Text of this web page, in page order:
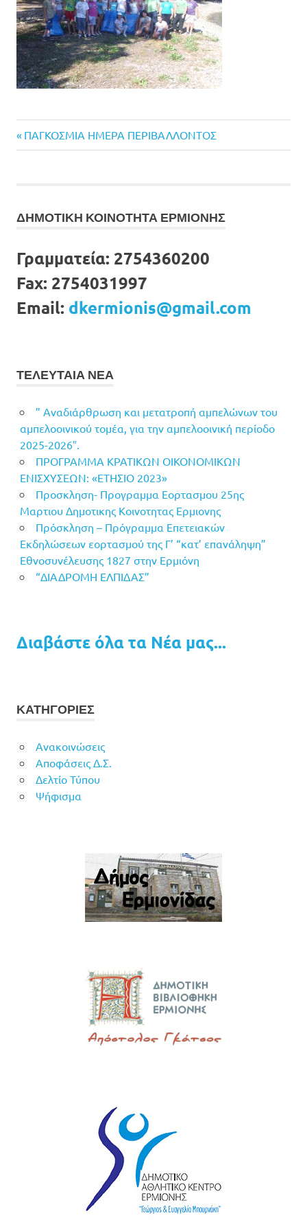
Πλοήγηση
Previous
Post:
ΠΑΓΚΟΣΜΙΑ ΗΜΕΡΑ ΠΕΡΙΒΑΛΛΟΝΤΟΣ
ΔΗΜΟΤΙΚΗ ΚΟΙΝΟΤΗΤΑ ΕΡΜΙΟΝΗΣ
Γραμματεία: 2754360200
Fax: 2754031997
Email: dkermionis@gmail.com
ΤΕΛΕΥΤΑΙΑ ΝΕΑ
” Αναδιάρθρωση και μετατροπή αμπελώνων του
αμπελοοινικού τομέα, για την αμπελοοινική περίοδο
2025-2026″.
ΠΡΟΓΡΑΜΜΑ ΚΡΑΤΙΚΩΝ ΟΙΚΟΝΟΜΙΚΩΝ
ΕΝΙΣΧΥΣΕΩΝ: «ΕΤΗΣΙΟ 2023»
Προσκληση- Προγραμμα Εορτασμου 25ης
Μαρτιου Δημοτικης Κοινοτητας Ερμιονης
Πρόσκληση – Πρόγραμμα Επετειακών
Εκδηλώσεων εορτασμού της Γ’ “κατ’ επανάληψη”
Εθνοσυνέλευσης 1827 στην Ερμιόνη
“ΔΙΑΔΡΟΜΗ ΕΛΠΙΔΑΣ”
Διαβάστε όλα τα Νέα μας...
ΚΑΤΗΓΟΡΙΕΣ
Ανακοινώσεις
Αποφάσεις Δ.Σ.
Δελτίο Τύπου
Ψήφισμα